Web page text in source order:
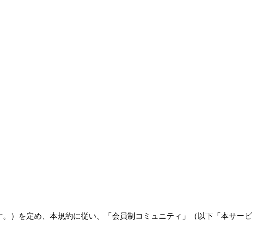
）を定め、本規約に従い、「会員制コミュニティ」（以下「本サービ